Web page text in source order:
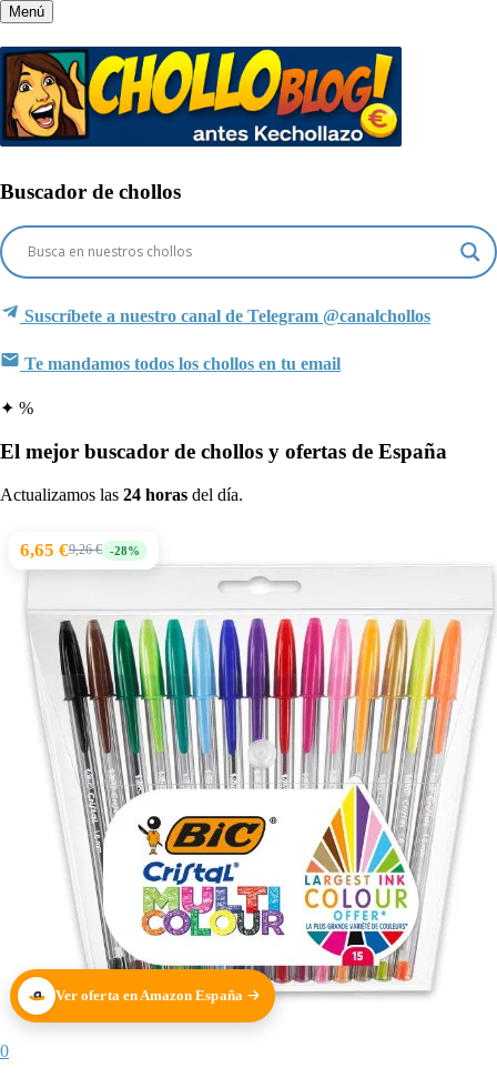
Menú
Buscador de chollos
Suscríbete a nuestro canal de Telegram @canalchollos
Te mandamos todos los chollos en tu email
✦ %
El mejor buscador de chollos y ofertas de España
Actualizamos las 24 horas del día.
6,65 €9,26 € -28%
Ver oferta en Amazon España
0